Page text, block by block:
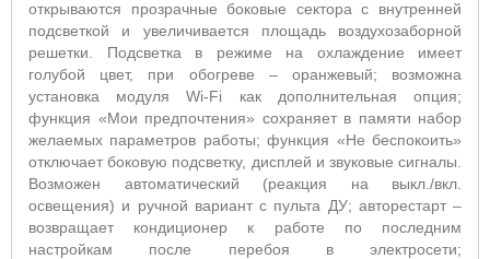
открываются прозрачные боковые сектора с внутренней
подсветкой и увеличивается площадь воздухозаборной
решетки. Подсветка в режиме на охлаждение имеет
голубой цвет, при обогреве – оранжевый; возможна
установка модуля Wi-Fi как дополнительная опция;
функция «Мои предпочтения» сохраняет в памяти набор
желаемых параметров работы; функция «Не беспокоить»
отключает боковую подсветку, дисплей и звуковые сигналы.
Возможен автоматический (реакция на выкл./вкл.
освещения) и ручной вариант с пульта ДУ; авторестарт –
возвращает кондиционер к работе по последним
настройкам после перебоя в электросети;